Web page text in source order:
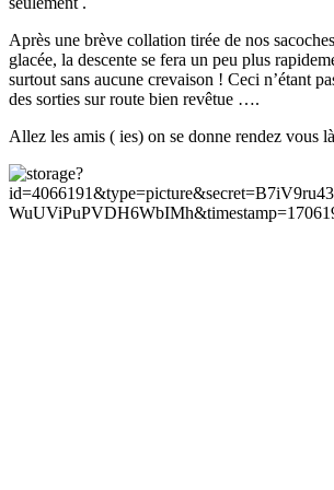
Après une brève collation tirée de nos
glacée, la descente se fera un peu plus
surtout sans aucune crevaison ! Ceci n’étant
des sorties sur route bien revêtue ….
Allez les amis ( ies) on se donne rendez vous